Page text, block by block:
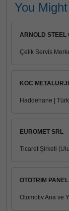
You
ARNOLD STEEL
Çelik Servis
KOC
Haddehane |
EUROMET SRL
Ticaret Şirketi
OTOTRIM
Otomotiv Ana ve